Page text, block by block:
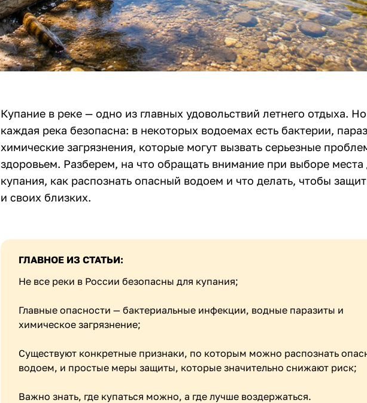
Купание в реке — одно из главных удовольствий летнего отдыха.
каждая река безопасна: в некоторых водоемах есть бактерии,
химические загрязнения, которые могут вызвать серьезные
здоровьем. Разберем, на что обращать внимание при выборе места
купания, как распознать опасный водоем и что делать, чтобы
и своих близких.
ГЛАВНОЕ ИЗ СТАТЬИ:
Не все реки в России безопасны для купания;
Главные опасности — бактериальные инфекции, водные паразиты и
химическое загрязнение;
Существуют конкретные признаки, по которым можно распознать
водоем, и простые меры защиты, которые значительно снижают риск;
Важно знать, где купаться можно, а где лучше воздержаться.